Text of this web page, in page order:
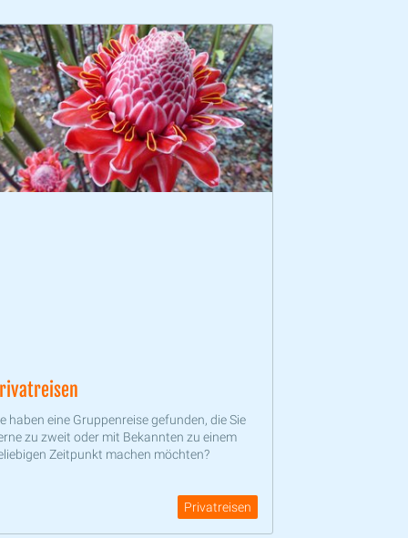
haben eine Gruppenreise gefunden, die Sie
zu zweit oder mit Bekannten zu einem
Zeitpunkt machen möchten?
Privatreisen